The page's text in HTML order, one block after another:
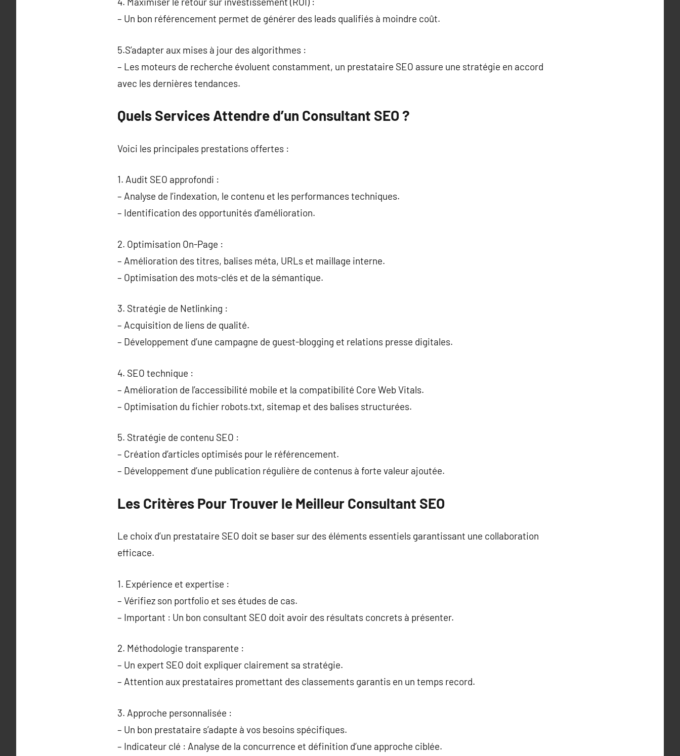
– Un bon référencement permet de générer des leads qualifiés à moindre coût.
5.S’adapter aux mises à jour des algorithmes :
– Les moteurs de recherche évoluent constamment, un prestataire SEO assure une stratégie en accord
avec les dernières tendances.
Quels Services Attendre d’un Consultant SEO ?
Voici les principales prestations offertes :
1. Audit SEO approfondi :
– Analyse de l’indexation, le contenu et les performances techniques.
– Identification des opportunités d’amélioration.
2. Optimisation On-Page :
– Amélioration des titres, balises méta, URLs et maillage interne.
– Optimisation des mots-clés et de la sémantique.
3. Stratégie de Netlinking :
– Acquisition de liens de qualité.
– Développement d’une campagne de guest-blogging et relations presse digitales.
4. SEO technique :
– Amélioration de l’accessibilité mobile et la compatibilité Core Web Vitals.
– Optimisation du fichier robots.txt, sitemap et des balises structurées.
5. Stratégie de contenu SEO :
– Création d’articles optimisés pour le référencement.
– Développement d’une publication régulière de contenus à forte valeur ajoutée.
Les Critères Pour Trouver le Meilleur Consultant SEO
Le choix d’un prestataire SEO doit se baser sur des éléments essentiels garantissant une collaboration
efficace.
1. Expérience et expertise :
– Vérifiez son portfolio et ses études de cas.
– Important : Un bon consultant SEO doit avoir des résultats concrets à présenter.
2. Méthodologie transparente :
– Un expert SEO doit expliquer clairement sa stratégie.
– Attention aux prestataires promettant des classements garantis en un temps record.
3. Approche personnalisée :
– Un bon prestataire s’adapte à vos besoins spécifiques.
– Indicateur clé : Analyse de la concurrence et définition d’une approche ciblée.